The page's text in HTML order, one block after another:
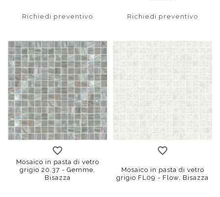
Richiedi preventivo Richiedi preventivo
Mosaico in pasta di vetro
grigio 20.37 - Gemme,
Bisazza
Mosaico in pasta di vetro
grigio FL09 - Flow, Bisazza